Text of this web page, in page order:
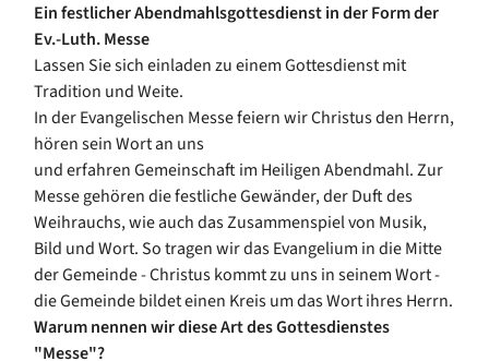
Ein festlicher Abendmahlsgottesdienst in der Form der
Ev.-Luth. Messe
Lassen Sie sich einladen zu einem Gottesdienst mit
Tradition und Weite.
In der Evangelischen Messe feiern wir Christus den Herrn,
hören sein Wort an uns
und erfahren Gemeinschaft im Heiligen Abendmahl. Zur
Messe gehören die festliche Gewänder, der Duft des
Weihrauchs, wie auch das Zusammenspiel von Musik,
Bild und Wort. So tragen wir das Evangelium in die Mitte
der Gemeinde - Christus kommt zu uns in seinem Wort -
die Gemeinde bildet einen Kreis um das Wort ihres Herrn.
Warum nennen wir diese Art des Gottesdienstes
"Messe"?